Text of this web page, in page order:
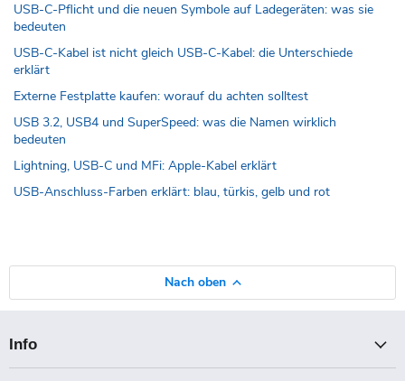
USB-C-Pflicht und die neuen Symbole auf Ladegeräten: was sie
bedeuten
USB-C-Kabel ist nicht gleich USB-C-Kabel: die Unterschiede
erklärt
Externe Festplatte kaufen: worauf du achten solltest
USB 3.2, USB4 und SuperSpeed: was die Namen wirklich
bedeuten
Lightning, USB-C und MFi: Apple-Kabel erklärt
USB-Anschluss-Farben erklärt: blau, türkis, gelb und rot
Nach oben
Info